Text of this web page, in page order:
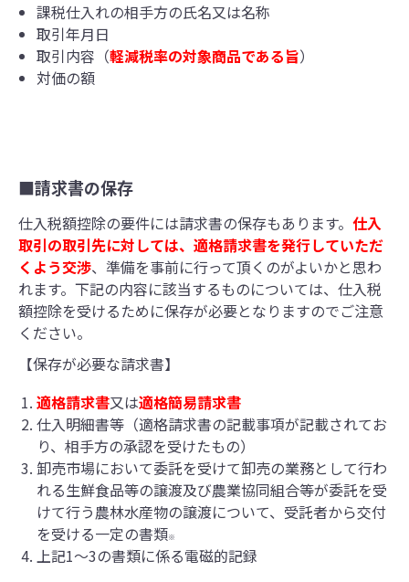
課税仕入れの相手方の氏名又は名称
取引年月日
取引内容（軽減税率の対象商品である旨）
対価の額
■請求書の保存
仕入税額控除の要件には請求書の保存もあります。 仕入
取引の取引先に対しては、適格請求書を発行していただ
くよう交渉、準備を事前に行って頂くのがよいかと思わ
れます。下記の内容に該当するものについては、仕入税
額控除を受けるために保存が必要となりますのでご注意
ください。
【保存が必要な請求書】
適格請求書又は適格簡易請求書
仕入明細書等（適格請求書の記載事項が記載されてお
り、相手方の承認を受けたもの）
卸売市場において委託を受けて卸売の業務として行わ
れる生鮮食品等の譲渡及び農業協同組合等が委託を受
けて行う農林水産物の譲渡について、受託者から交付
を受ける一定の書類※
上記1～3の書類に係る電磁的記録